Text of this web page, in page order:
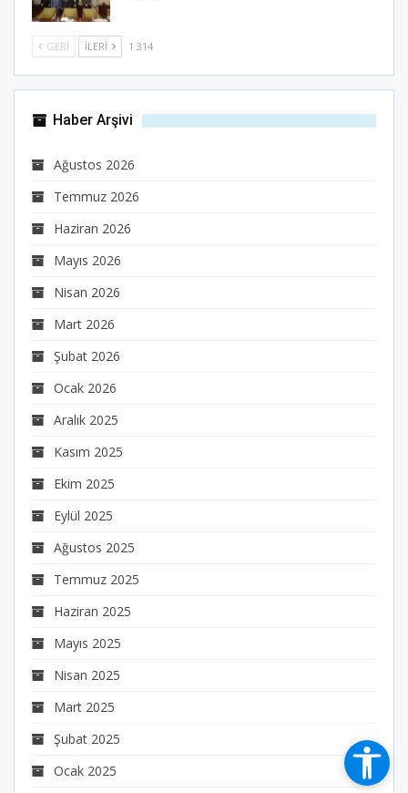
GERI İLERI 1 314
Haber Arşivi
Ağustos 2026
Temmuz 2026
Haziran 2026
Mayıs 2026
Nisan 2026
Mart 2026
Şubat 2026
Ocak 2026
Aralık 2025
Kasım 2025
Ekim 2025
Eylül 2025
Ağustos 2025
Temmuz 2025
Haziran 2025
Mayıs 2025
Nisan 2025
Mart 2025
Şubat 2025
Ocak 2025